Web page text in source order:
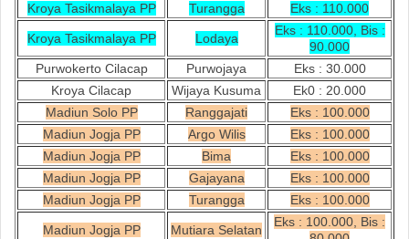
Kroya Tasikmalaya PP
Turangga Eks : 110.000
Kroya Tasikmalaya PP Lodaya
Eks : 110.000, Bis :
90.000
Purwokerto Cilacap
Purwojaya
Eks : 30.000
Kroya Cilacap
Wijaya Kusuma
Ek0 : 20.000
Madiun Solo PP
Ranggajati
Eks : 100.000
Madiun Jogja PP
Argo Wilis
Eks : 100.000
Madiun Jogja PP
Bima
Eks : 100.000
Madiun Jogja PP
Gajayana
Eks : 100.000
Madiun Jogja PP
Turangga Eks : 100.000
Madiun Jogja PP Mutiara Selatan
Eks : 100.000, Bis :